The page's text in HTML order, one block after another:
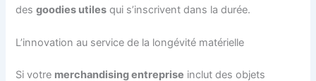
desgoodies utiles qui s’inscrivent dans la durée.
L’innovation au service de la longévité matérielle
Si votre merchandising entreprise inclut des objets